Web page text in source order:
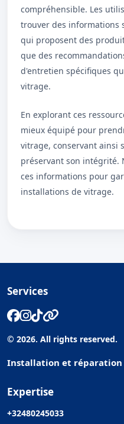
compréhensible. Les
trouver des informations
qui proposent des
que des
d'entretien spécifiques
vitrage.
En explorant ces
mieux équipé pour
vitrage, conservant ainsi
préservant son intégrité.
ces informations pour
installations de vitrage.
Services
© 2026. All rights reserved.
Installation et réparation
Expertise
+32480245033